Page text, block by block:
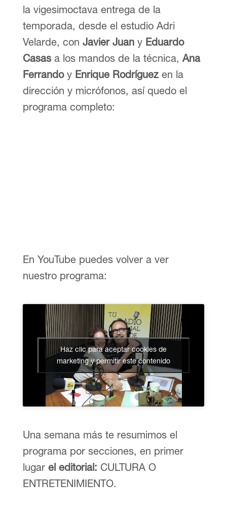
la vigesimoctava entrega de la
temporada, desde el estudio Adri
Velarde, con Javier Juany Eduardo
Casasa los mandos de la técnica, Ana
Ferrandoy Enrique Rodríguezen la
dirección y micrófonos, así quedo el
programa completo:
En YouTube puedes volver a ver
nuestro programa:
Haz clic para aceptar cookies de
marketing y permitir este contenido
Una semana más te resumimos el
programa por secciones, en primer
lugar el editorial: CULTURA O
ENTRETENIMIENTO.